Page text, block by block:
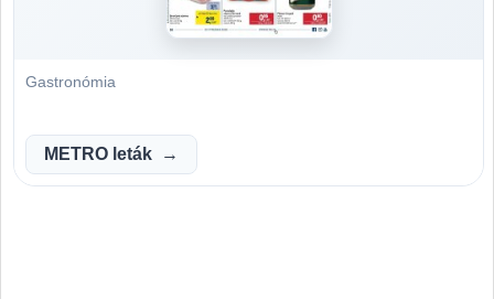
Gastronómia
METRO leták